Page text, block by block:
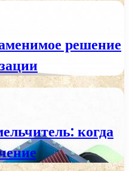
решение
когда